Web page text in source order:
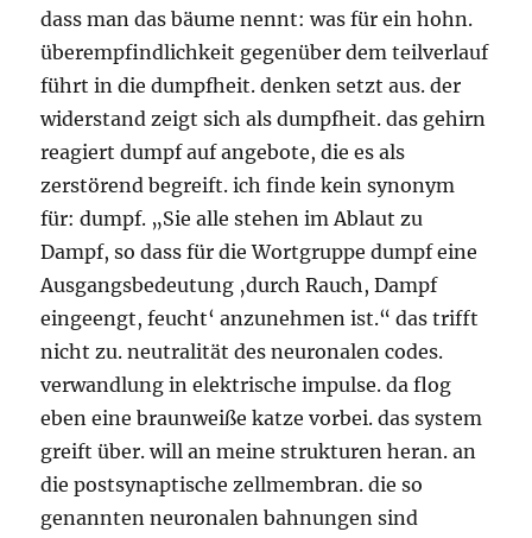
dass man das bäume nennt: was für ein hohn.
überempfindlichkeit gegenüber dem teilverlauf
führt in die dumpfheit. denken setzt aus. der
widerstand zeigt sich als dumpfheit. das gehirn
reagiert dumpf auf angebote, die es als
zerstörend begreift. ich finde kein synonym
für: dumpf. „Sie alle stehen im Ablaut zu
Dampf, so dass für die Wortgruppe dumpf eine
Ausgangsbedeutung ‚durch Rauch, Dampf
eingeengt, feucht‘ anzunehmen ist.“ das trifft
nicht zu. neutralität des neuronalen codes.
verwandlung in elektrische impulse. da flog
eben eine braunweiße katze vorbei. das system
greift über. will an meine strukturen heran. an
die postsynaptische zellmembran. die so
genannten neuronalen bahnungen sind